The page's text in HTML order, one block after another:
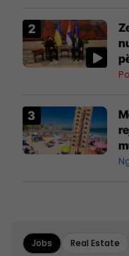
Jobs Real Estate